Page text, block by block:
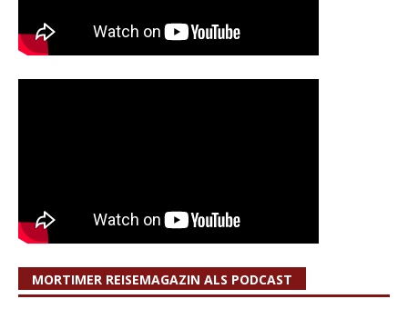
MORTIMER REISEMAGAZIN ALS PODCAST